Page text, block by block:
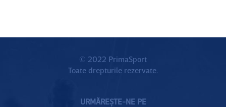
© 2022 PrimaSport
Toate drepturile rezervate.
URMĂREȘTE-NE PE